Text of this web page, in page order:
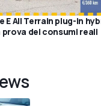
E All Terrain plug-in
dei consumi reali